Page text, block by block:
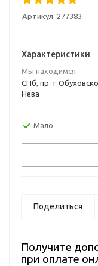
Артикул: 277383
Характеристики
Мы находимся
СПб, пр-т
Нева
Мало
Поделиться
Получите
при оплате